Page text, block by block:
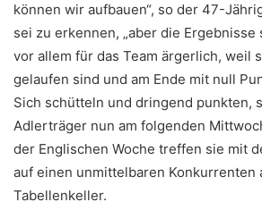
können wir aufbauen“, so der 47-
sei zu erkennen, „aber die Ergebnisse
vor allem für das Team ärgerlich, weil
gelaufen sind und am Ende mit null
Sich schütteln und dringend punkten,
Adlerträger nun am folgenden
der Englischen Woche treffen sie mit
auf einen unmittelbaren Konkurrenten
Tabellenkeller.